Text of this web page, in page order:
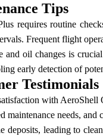
Tips
requires routine
Frequent flight
oil changes is
early detection of
Testimonials
with
needs,
deposits, leading to